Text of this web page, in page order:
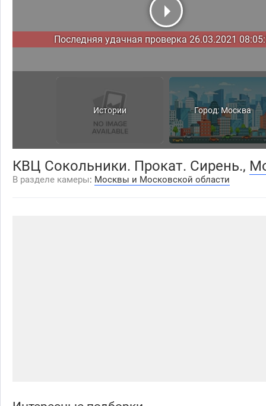
Последняя удачная проверка 26.03.2021
Истории Город: Москва
КВЦ Сокольники. Прокат. Сирень.,
В разделе камеры: Москвы и Московской области